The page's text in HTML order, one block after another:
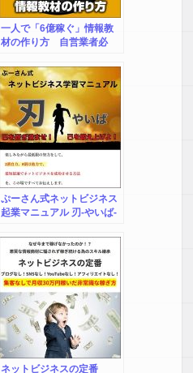
一人で「6億稼ぐ」情報教
材の作り方 自営業者必
ぷーさん式ネットビジネス
起業マニュアル 刃-やいば-
ネットビジネスの定番